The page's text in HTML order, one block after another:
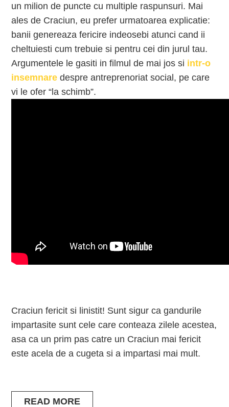
un milion de puncte cu multiple raspunsuri. Mai
ales de Craciun, eu prefer urmatoarea explicatie:
banii genereaza fericire indeosebi atunci cand ii
cheltuiesti cum trebuie si pentru cei din jurul tau.
Argumentele le gasiti in filmul de mai jos si intr-o
insemnare despre antreprenoriat social, pe care
vi le ofer “la schimb”.
Craciun fericit si linistit! Sunt sigur ca gandurile
impartasite sunt cele care conteaza zilele acestea,
asa ca un prim pas catre un Craciun mai fericit
este acela de a cugeta si a impartasi mai mult.
READ MORE